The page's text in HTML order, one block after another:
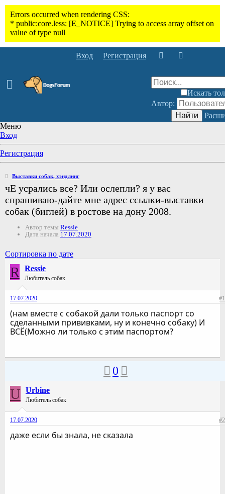
Вход Регистрация
Искать
Автор:
Найти
Меню
Вход
Регистрация
Выставки собак, хэндлинг
чЕ усрались все? Или ослепли? я у вас
спрашиваю-дайте мне адрес ссылки-выставки
собак (биглей) в ростове на дону 2008.
Автор темы Ressie
Дата начала 17.07.2020
Сортировка по дате
R Ressie
Любитель собак
17.07.2020 #1
(нам вместе с собакой дали только паспорт со
сделанными прививками, ну и конечно собаку) И
ВСЁ(Можно ли только с этим паспортом?
0
U Urbine
Любитель собак
17.07.2020 #2
даже если бы знала, не сказала